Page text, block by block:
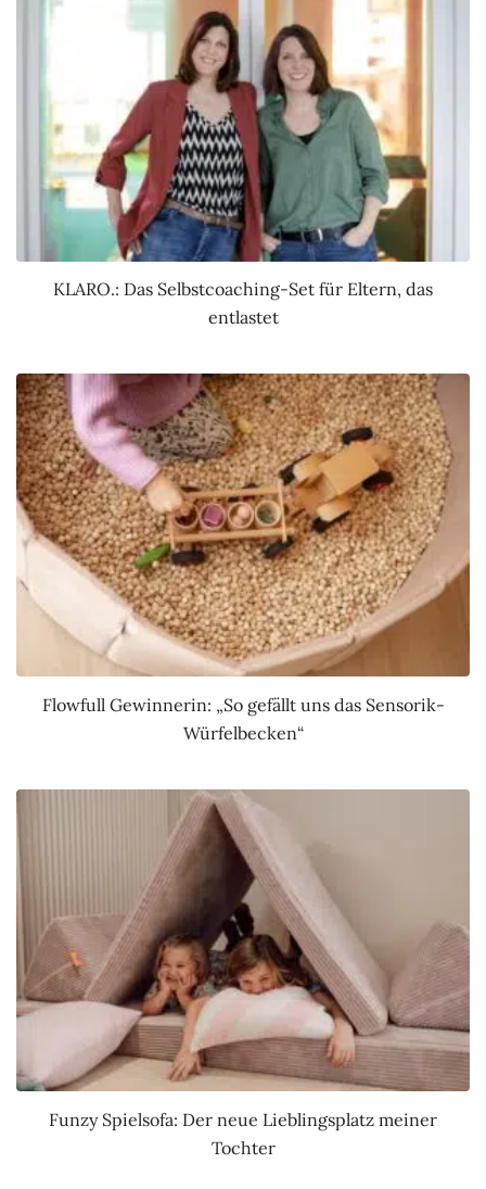
KLARO.: Das Selbstcoaching-Set für Eltern, das
entlastet
Flowfull Gewinnerin: „So gefällt uns das Sensorik-
Würfelbecken“
Funzy Spielsofa: Der neue Lieblingsplatz meiner
Tochter